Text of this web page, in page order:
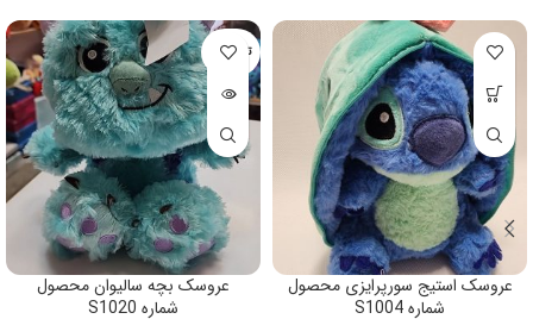
عروسک استیج سورپرایزی محصول
شماره S1004
تمام شده
عروسک بچه سالیوان محصول
شماره S1020